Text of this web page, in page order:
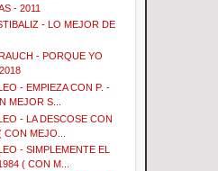
- 2011
- LO MEJOR DE
- PORQUE YO
- EMPIEZA CON P. -
MEJOR S...
- LA DESCOSE CON
CON MEJO...
- SIMPLEMENTE EL
( CON M...